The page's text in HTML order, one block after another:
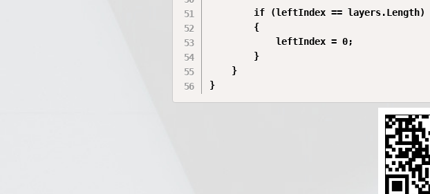
        if (leftIndex == layers.Length)
        {
            leftIndex = 0;
        }
    }